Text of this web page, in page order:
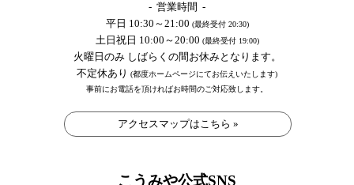
- 営業時間 -
平日 10:30～21:00 (最終受付 20:30)
土日祝日 10:00～20:00 (最終受付 19:00)
火曜日のみ しばらくの間お休みとなります。
不定休あり (都度ホームページにてお伝えいたします)
事前にお電話を頂ければお時間のご対応致します。
アクセスマップはこちら »
こうみや公式SNS